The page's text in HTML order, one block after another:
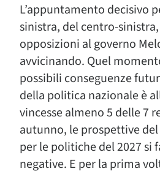
L’appuntamento decisivo
sinistra, del centro-
opposizioni al governo
avvicinando. Quel
possibili conseguenze
della politica nazionale è
vincesse almeno 5 delle 7
autunno, le prospettive
per le politiche del 2027 si
negative. E per la prima